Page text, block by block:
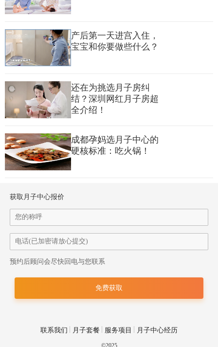
产后第一天进宫入住，
宝宝和你要做些什么？
还在为挑选月子房纠
结？深圳网红月子房超
全介绍！
成都孕妈选月子中心的
硬核标准：吃火锅！
获取月子中心报价
预约后顾问会尽快回电与您联系
联系我们 月子套餐 服务项目 月子中心经历
©2025